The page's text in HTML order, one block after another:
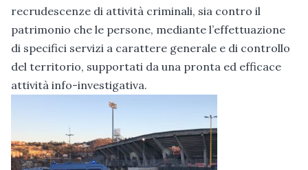
recrudescenze di attività criminali, sia contro il
patrimonio che le persone, mediante l’effettuazione
di specifici servizi a carattere generale e di controllo
del territorio, supportati da una pronta ed efficace
attività info-investigativa.